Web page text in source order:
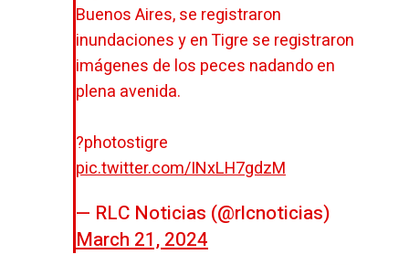
Buenos Aires, se registraron
inundaciones y en Tigre se registraron
imágenes de los peces nadando en
plena avenida.
?️photostigre
pic.twitter.com/INxLH7gdzM
— RLC Noticias (@rlcnoticias)
March 21, 2024